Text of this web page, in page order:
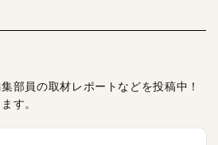
部員の取材レポートなどを投稿中！
す。